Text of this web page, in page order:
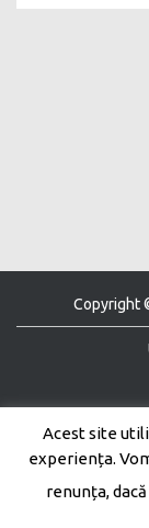
Copyright
Acest site
experiența.
renunța,